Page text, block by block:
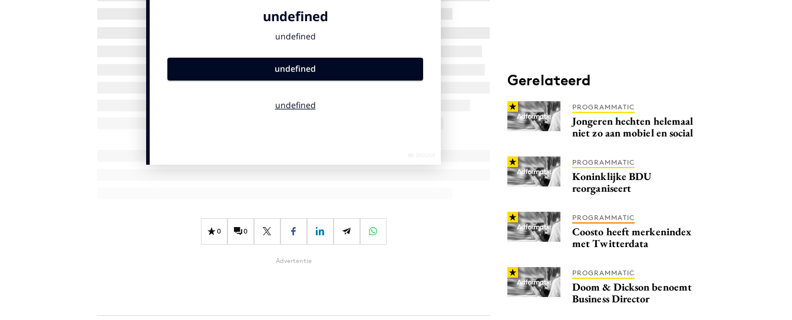
0 0
Advertentie
Gerelateerd
PROGRAMMATIC
Jongeren hechten helemaal
niet zo aan mobiel en social
PROGRAMMATIC
Koninklijke BDU
reorganiseert
PROGRAMMATIC
Coosto heeft merkenindex
met Twitterdata
PROGRAMMATIC
Doom & Dickson benoemt
Business Director